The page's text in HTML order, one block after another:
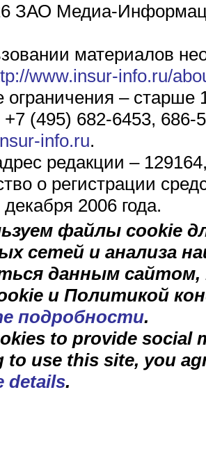
ЗАО Медиа-
материалов
www.insur-info.ru/
ограничения – старше
(495) 682-6453, 686-
info.ru.
редакции –
о регистрации
2006 года.
файлы cookie
сетей и анализа
данным
и Политикой
подробности.
to provide social
use this site, you
details.